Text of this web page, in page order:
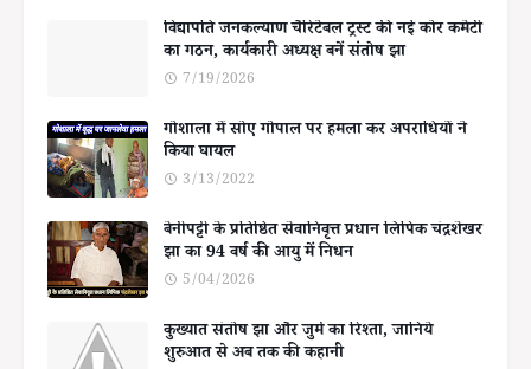
विद्यापति जनकल्याण चैरिटेबल ट्रस्ट की नई कोर कमेटी
का गठन, कार्यकारी अध्यक्ष बनें संतोष झा
7/19/2026
गोशाला में सोए गोपाल पर हमला कर अपराधियों ने
किया घायल
3/13/2022
बेनीपट्टी के प्रतिष्ठित सेवानिवृत्त प्रधान लिपिक चंद्रशेखर
झा का 94 वर्ष की आयु में निधन
5/04/2026
कुख्यात संतोष झा और जुर्म का रिश्ता, जानिये
शुरुआत से अब तक की कहानी